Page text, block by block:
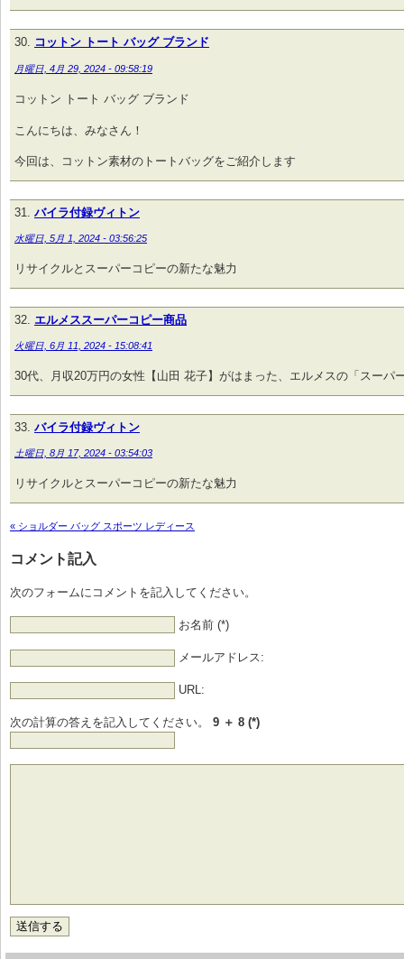
コットン トート バッグ ブランド
月曜日, 4月 29, 2024 - 09:58:19
コットン トート バッグ ブランド
こんにちは、みなさん！
今回は、コットン素材のトートバッグをご紹介します
バイラ付録ヴィトン
水曜日, 5月 1, 2024 - 03:56:25
リサイクルとスーパーコピーの新たな魅力
エルメススーパーコピー商品
火曜日, 6月 11, 2024 - 15:08:41
30代、月収20万円の女性【山田 花子】がはまった、エルメスの「スーパ
バイラ付録ヴィトン
土曜日, 8月 17, 2024 - 03:54:03
リサイクルとスーパーコピーの新たな魅力
« ショルダー バッグ スポーツ レディース
コメント記入
次のフォームにコメントを記入してください。
お名前 (*)
メールアドレス:
URL:
次の計算の答えを記入してください。 9 ＋ 8 (*)